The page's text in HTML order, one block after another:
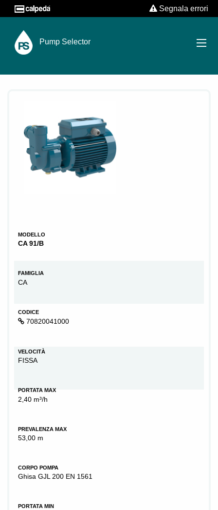
Segnala errori
Pump Selector
MODELLO
CA 91/B
FAMIGLIA
CA
CODICE
70820041000
VELOCITÀ
FISSA
PORTATA MAX
2,40 m³/h
PREVALENZA MAX
53,00 m
CORPO POMPA
Ghisa GJL 200 EN 1561
PORTATA MIN